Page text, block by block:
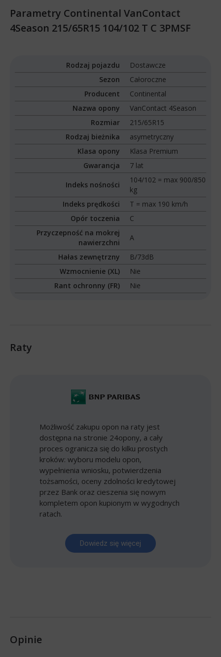
Parametry Continental VanContact
4Season 215/65R15 104/102 T C 3PMSF
Rodzaj pojazdu
Dostawcze
Sezon
Całoroczne
Producent
Continental
Nazwa opony
VanContact 4Season
Rozmiar
215/65R15
Rodzaj bieżnika
asymetryczny
Klasa opony
Klasa Premium
Gwarancja
7 lat
Indeks nośności
104/102 = max 900/850
kg
Indeks prędkości
T = max 190 km/h
Opór toczenia
C
Przyczepność na mokrej
nawierzchni
A
Hałas zewnętrzny
B/73dB
Wzmocnienie (XL)
Nie
Rant ochronny (FR)
Nie
Raty
Możliwość zakupu opon na raty jest
dostępna na stronie 24opony, a cały
proces ogranicza się do kilku prostych
kroków: wyboru modelu opon,
wypełnienia wniosku, potwierdzenia
tożsamości, oceny zdolności kredytowej
przez Bank oraz cieszenia się nowym
kompletem opon kupionym w wygodnych
ratach.
Dowiedz się więcej
Opinie